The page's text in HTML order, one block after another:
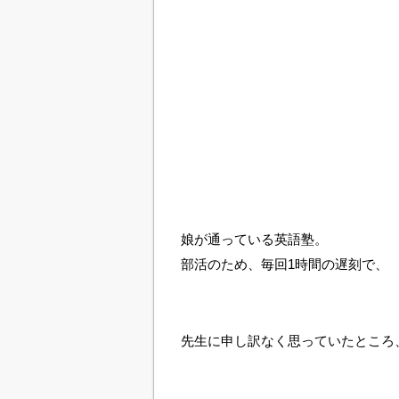
娘が通っている英語塾。
部活のため、毎回1時間の遅刻で、
先生に申し訳なく思っていたところ